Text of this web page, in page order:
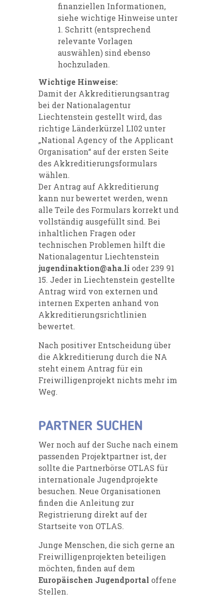
finanziellen Informationen,
siehe wichtige Hinweise unter
1. Schritt (entsprechend
relevante Vorlagen
auswählen) sind ebenso
hochzuladen.
Wichtige Hinweise:
Damit der Akkreditierungsantrag
bei der Nationalagentur
Liechtenstein gestellt wird, das
richtige Länderkürzel LI02 unter
„National Agency of the Applicant
Organisation“ auf der ersten Seite
des Akkreditierungsformulars
wählen.
Der Antrag auf Akkreditierung
kann nur bewertet werden, wenn
alle Teile des Formulars korrekt und
vollständig ausgefüllt sind. Bei
inhaltlichen Fragen oder
technischen Problemen hilft die
Nationalagentur Liechtenstein
jugendinaktion@aha.li oder 239 91
15. Jeder in Liechtenstein gestellte
Antrag wird von externen und
internen Experten anhand von
Akkreditierungsrichtlinien
bewertet.
Nach positiver Entscheidung über
die Akkreditierung durch die NA
steht einem Antrag für ein
Freiwilligenprojekt nichts mehr im
Weg.
PARTNER SUCHEN
Wer noch auf der Suche nach einem
passenden Projektpartner ist, der
sollte die Partnerbörse OTLAS für
internationale Jugendprojekte
besuchen. Neue Organisationen
finden die Anleitung zur
Registrierung direkt auf der
Startseite von OTLAS.
Junge Menschen, die sich gerne an
Freiwilligenprojekten beteiligen
möchten, finden auf dem
Europäischen Jugendportal offene
Stellen.